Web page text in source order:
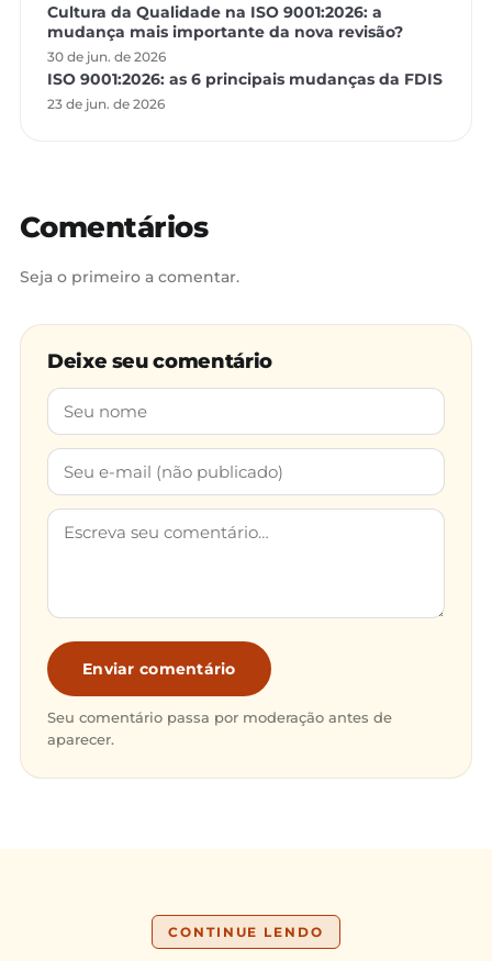
Cultura da Qualidade na ISO 9001:2026: a
mudança mais importante da nova revisão?
30 de jun. de 2026
ISO 9001:2026: as 6 principais mudanças da FDIS
23 de jun. de 2026
Comentários
Seja o primeiro a comentar.
Deixe seu comentário
Enviar comentário
Seu comentário passa por moderação antes de
aparecer.
CONTINUE LENDO